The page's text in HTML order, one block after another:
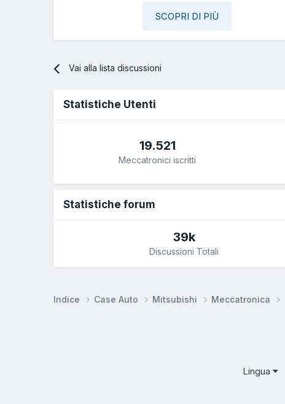
SCOPRI DI PIÙ
Vai alla lista discussioni
Statistiche Utenti
19.521
Meccatronici iscritti
Statistiche forum
39k
Discussioni Totali
Indice Case Auto Mitsubishi Meccatronica
Lingua